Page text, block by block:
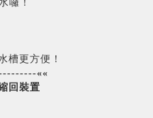
囉！‎
槽更方便！
««
回裝置